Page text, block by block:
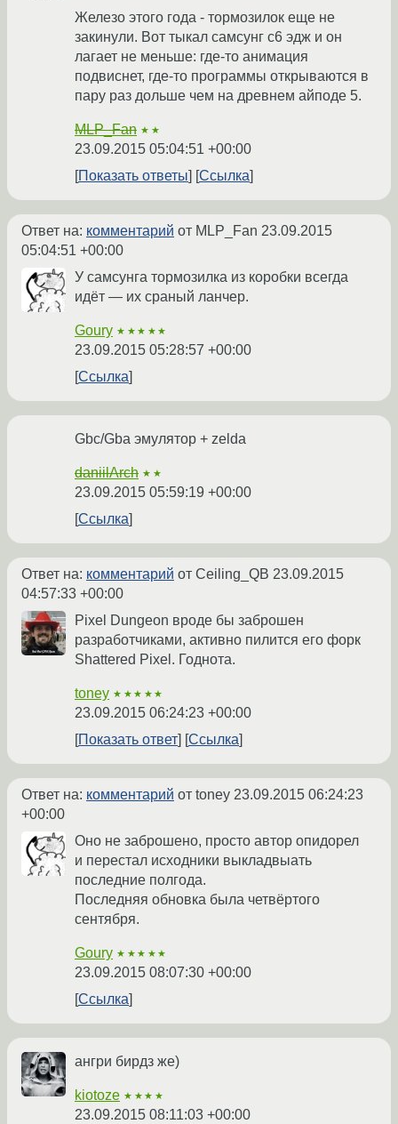
Железо этого года - тормозилок еще не
закинули. Вот тыкал самсунг с6 эдж и он
лагает не меньше: где-то анимация
подвиснет, где-то программы открываются в
пару раз дольше чем на древнем айподе 5.
MLP_Fan ★★
23.09.2015 05:04:51 +00:00
Показать ответы
Ссылка
Ответ на: комментарий от MLP_Fan 23.09.2015
05:04:51 +00:00
У самсунга тормозилка из коробки всегда
идёт — их сраный ланчер.
Goury ★★★★★
23.09.2015 05:28:57 +00:00
Ссылка
Gbc/Gba эмулятор + zelda
daniilArch ★★
23.09.2015 05:59:19 +00:00
Ссылка
Ответ на: комментарий от Ceiling_QB 23.09.2015
04:57:33 +00:00
Pixel Dungeon вроде бы заброшен
разработчиками, активно пилится его форк
Shattered Pixel. Годнота.
toney ★★★★★
23.09.2015 06:24:23 +00:00
Показать ответ
Ссылка
Ответ на: комментарий от toney 23.09.2015 06:24:23
+00:00
Оно не заброшено, просто автор опидорел
и перестал исходники выкладвыать
последние полгода.
Последняя обновка была четвёртого
сентября.
Goury ★★★★★
23.09.2015 08:07:30 +00:00
Ссылка
ангри бирдз же)
kiotoze ★★★★
23.09.2015 08:11:03 +00:00